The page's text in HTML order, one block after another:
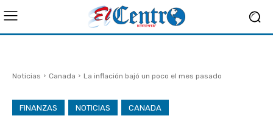
Noticias Canada La inflación bajó un poco el mes pasado
FINANZAS NOTICIAS CANADA